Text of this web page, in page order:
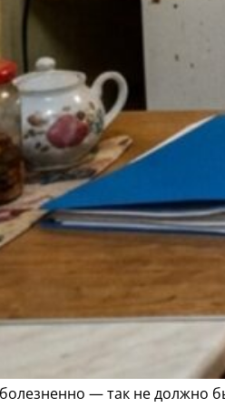
— так не должно